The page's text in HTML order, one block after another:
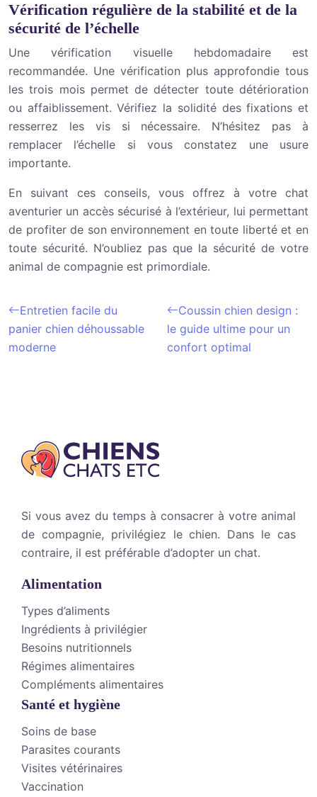
Vérification régulière de la stabilité et de la
sécurité de l’échelle
Une vérification visuelle hebdomadaire est
recommandée. Une vérification plus approfondie tous
les trois mois permet de détecter toute détérioration
ou affaiblissement. Vérifiez la solidité des fixations et
resserrez les vis si nécessaire. N’hésitez pas à
remplacer l’échelle si vous constatez une usure
importante.
En suivant ces conseils, vous offrez à votre chat
aventurier un accès sécurisé à l’extérieur, lui permettant
de profiter de son environnement en toute liberté et en
toute sécurité. N’oubliez pas que la sécurité de votre
animal de compagnie est primordiale.
Entretien facile du
panier chien déhoussable
moderne
Coussin chien design :
le guide ultime pour un
confort optimal
Si vous avez du temps à consacrer à votre animal
de compagnie, privilégiez le chien. Dans le cas
contraire, il est préférable d’adopter un chat.
Alimentation
Types d’aliments
Ingrédients à privilégier
Besoins nutritionnels
Régimes alimentaires
Compléments alimentaires
Santé et hygiène
Soins de base
Parasites courants
Visites vétérinaires
Vaccination